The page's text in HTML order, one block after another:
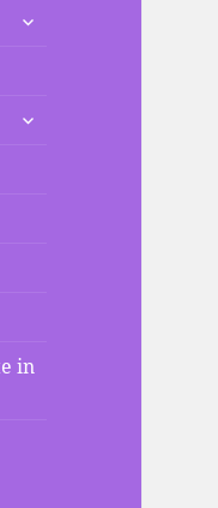
untermenü
untermenü
in